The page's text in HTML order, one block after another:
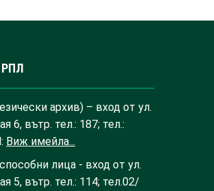
архив) – вход от ул.
6, вътр. тел.: 187; тел.:
Виж имейла...
лица - вход от ул.
5, вътр. тел.: 114; тел.02/